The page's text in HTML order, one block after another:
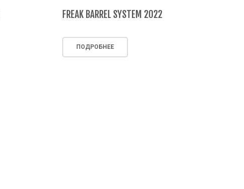
FREAK BARREL SYSTEM 2022
ПОДРОБНЕЕ